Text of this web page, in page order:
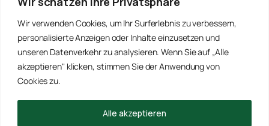
Wir verwenden Cookies, um Ihr Surferlebnis zu verbessern,
personalisierte Anzeigen oder Inhalte einzusetzen und
unseren Datenverkehr zu analysieren. Wenn Sie auf „Alle
akzeptieren" klicken, stimmen Sie der Anwendung von
Cookies zu.
Alle akzeptieren
Mo – Fr 8 – 18 Uhr
EMPFOHLENE PARTNER
WinRei24 Dienstleistungen
Winterdienst Profi NRW
Winterdienst Niedersachsen
Winterdienst Hansa
Winterdienst Freitag